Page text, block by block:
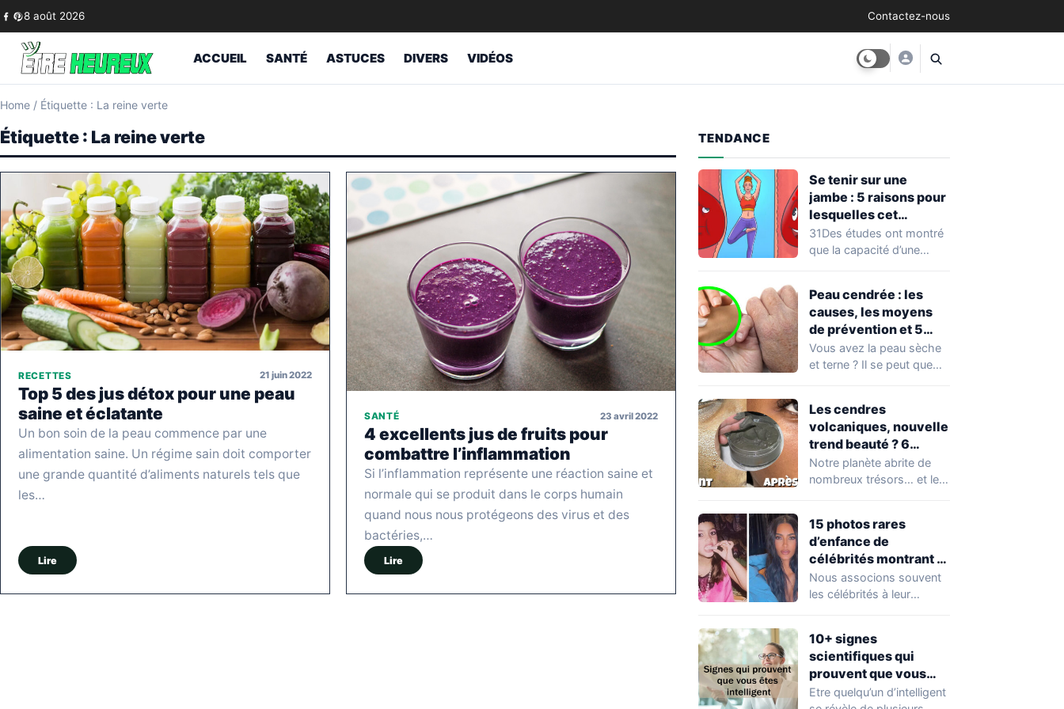
Skip to content
8 août 2026 Contactez-nous
ACCUEIL SANTÉ ASTUCES DIVERS VIDÉOS
Home / Étiquette : La reine verte
Étiquette : La reine verte
RECETTES 21 juin 2022
Top 5 des jus détox pour une peau
saine et éclatante
Un bon soin de la peau commence par une
alimentation saine. Un régime sain doit comporter
une grande quantité d’aliments naturels tels que
les…
Lire
SANTÉ 23 avril 2022
4 excellents jus de fruits pour
combattre l’inflammation
Si l’inflammation représente une réaction saine et
normale qui se produit dans le corps humain
quand nous nous protégeons des virus et des
bactéries,…
Lire
TENDANCE
Se tenir sur une
jambe : 5 raisons pour
lesquelles cet
exercice équivaut à
une véritable séance
31Des études ont montré
que la capacité d’une
Peau cendrée : les
causes, les moyens
de prévention et 5
façons de la traiter
Vous avez la peau sèche
et terne ? Il se peut que
Les cendres
volcaniques, nouvelle
trend beauté ? 6
avantages pour la
peau à connaître
Notre planète abrite de
nombreux trésors… et les
15 photos rares
d’enfance de
célébrités montrant à
quel point elles ont
changé au fil du temps
Nous associons souvent
les célébrités à leur
10+ signes
scientifiques qui
prouvent que vous
êtes plus intelligent
Etre quelqu’un d’intelligent